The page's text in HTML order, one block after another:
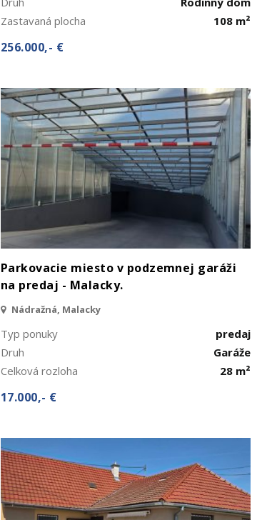
Zastavaná plocha
108 m²
256.000,- €
Parkovacie miesto v podzemnej garáži
na predaj - Malacky.
Nádražná, Malacky
Typ ponuky
predaj
Druh
Garáže
Celková rozloha
28 m²
17.000,- €